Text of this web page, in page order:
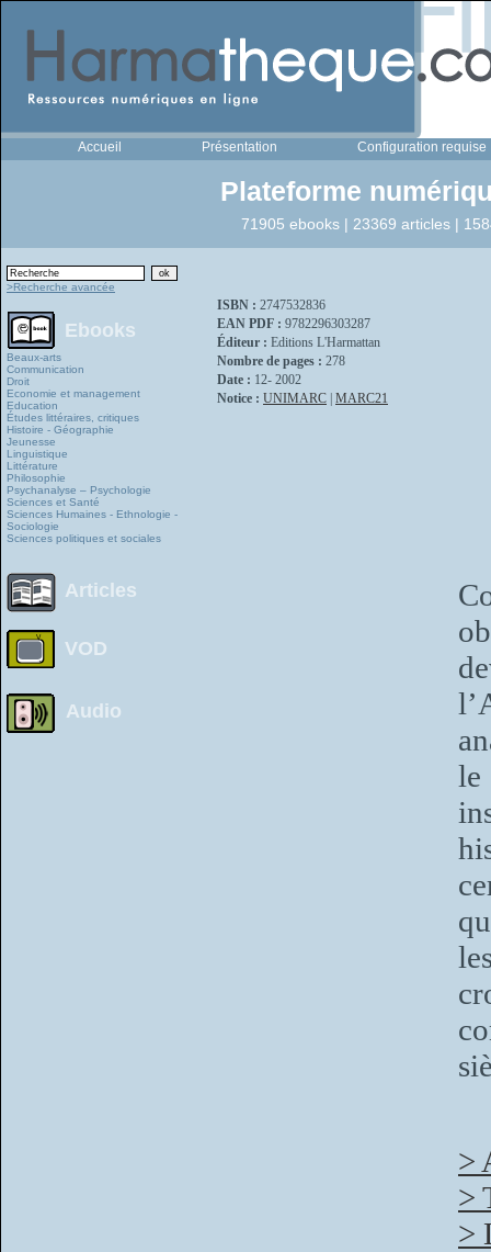
Accueil Présentation Configuration requise
Plateforme
71905 ebooks | 23369 articles |
>Recherche avancée
Ebooks
Beaux-arts
Communication
Droit
Economie et management
Education
Études littéraires, critiques
Histoire - Géographie
Jeunesse
Linguistique
Littérature
Philosophie
Psychanalyse – Psychologie
Sciences et Santé
Sciences Humaines - Ethnologie -
Sociologie
Sciences politiques et sociales
Articles
VOD
Audio
ISBN : 2747532836
EAN PDF : 9782296303287
Éditeur : Editions L'Harmattan
Nombre de pages : 278
Date : 12- 2002
Notice : UNIMARC MARC21
le
>
>
>